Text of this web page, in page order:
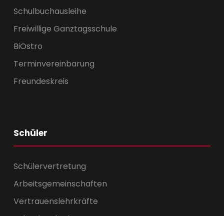
Schulbuchausleihe
Freiwillige Ganztagsschule
BiOstro
Terminvereinbarung
Freundeskreis
Schüler
Schülervertretung
Arbeitsgemeinschaften
Vertrauenslehrkräfte